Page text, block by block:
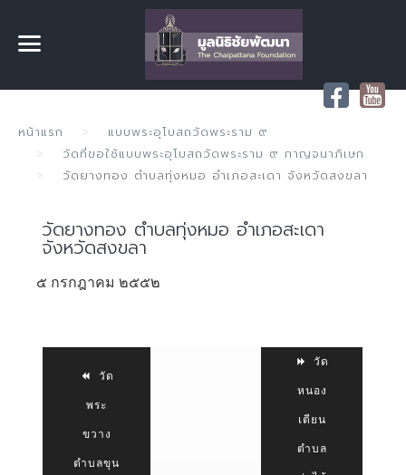
หน้าแรก
แบบพระอุโบสถวัดพระราม ๙
วัดที่ขอใช้แบบพระอุโบสถวัดพระราม ๙ กาญจนาภิเษก
วัดยางทอง ตำบลทุ่งหมอ อำเภอสะเดา จังหวัดสงขลา
วัดยางทอง ตำบลทุ่งหมอ อำเภอสะเดา
จังหวัดสงขลา
๕ กรกฎาคม ๒๕๕๒
วัด
พระ
ขวาง
ตำบลขุน
วัด
หนอง
เตียน
ตำบล